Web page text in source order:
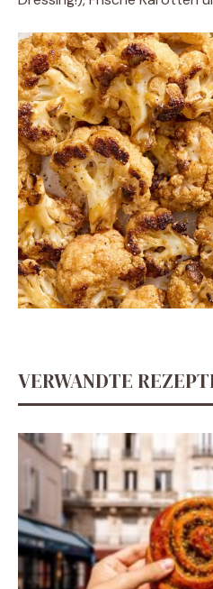
VERWANDTE